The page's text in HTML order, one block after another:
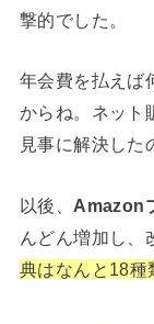
撃的でした。
年会費を払えば
からね。ネット
見事に解決した
以後、 Amazon
んどん増加し、
典はなんと18種